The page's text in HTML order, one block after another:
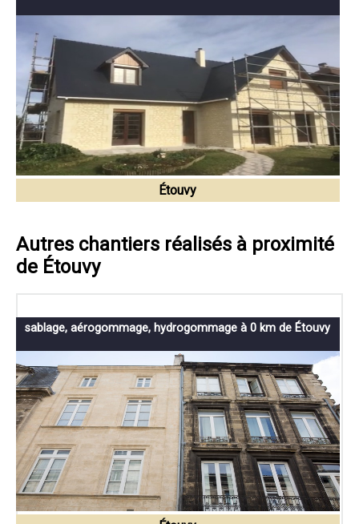
Étouvy
Autres chantiers réalisés à proximité
de Étouvy
sablage, aérogommage, hydrogommage à 0 km de Étouvy